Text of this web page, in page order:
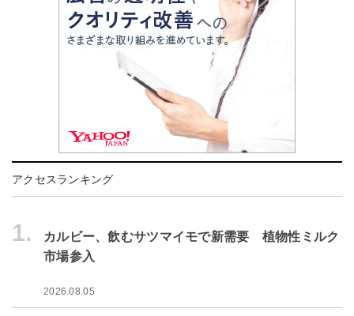
アクセスランキング
1.
カルビー、飲むサツマイモで新需要 植物性ミルク
市場参入
2026.08.05